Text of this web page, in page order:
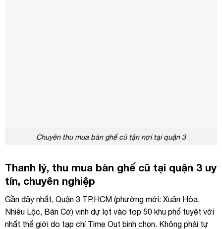
Chuyên thu mua bàn ghế cũ tận nơi tại quận 3
Thanh lý, thu mua bàn ghế cũ tại quận 3 uy
tín, chuyên nghiệp
Gần đây nhất, Quận 3 TP.HCM (phường mới: Xuân Hòa,
Nhiêu Lộc, Bàn Cờ) vinh dự lọt vào top 50 khu phố tuyệt vời
nhất thế giới do tạp chí Time Out bình chọn. Không phải tự